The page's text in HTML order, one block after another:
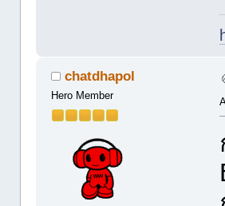
chatdhapol
Hero Member